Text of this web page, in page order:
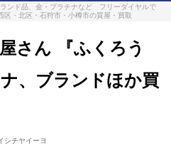
ド品、金・プラチナなど フリーダイヤルで
・北区・石狩市・小樽市の質屋・買取
さん 『ふくろう
、ブランドほか買
シチヤイーヨ